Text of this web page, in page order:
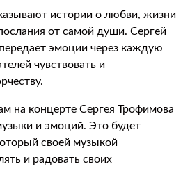
истории о любви, жизни
от самой души. Сергей
эмоции через каждую
чувствовать и
на концерте Сергея Трофимова
и эмоций. Это будет
своей музыкой
и радовать своих